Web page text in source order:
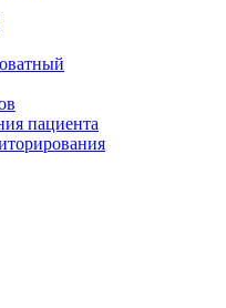
пациента